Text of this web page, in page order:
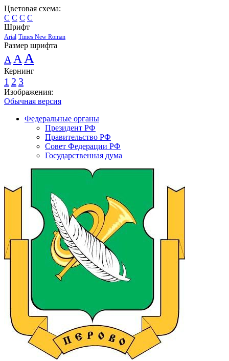
Цветовая схема:
C C C C
Шрифт
Arial Times New Roman
Размер шрифта
A A A
Кернинг
1 2 3
Изображения:
Обычная версия
Федеральные органы
Президент РФ
Правительство РФ
Совет Федерации РФ
Государственная дума